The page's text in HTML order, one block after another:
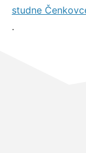
studne
.